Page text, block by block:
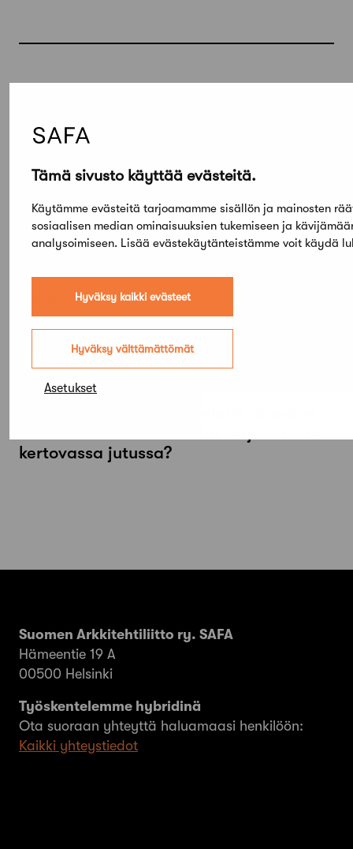
Tämä sivusto käyttää evästeitä.
Käytämme evästeitä tarjoamamme sisällön ja mainosten
sosiaalisen median ominaisuuksien tukemiseen ja
analysoimiseen. Lisää evästekäytänteistämme voit käydä
Hyväksy kaikki evästeet
Hyväksy välttämättömät
Asetukset
Työnhakijat
Uutiset
Mökki Salo haettavissa
viikkovuokraukseen
Aalto-​yliopistolta maksutonta koulutusta
arkkitehdeille
Uutiset
kertovassa jutussa?
Suomen Arkkitehtiliitto ry. SAFA
Hämeentie 19 A
00500 Helsinki
Työskentelemme hybridinä
Ota suoraan yhteyttä haluamaasi henkilöön:
Kaikki yhteystiedot